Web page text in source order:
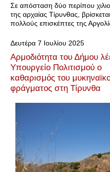
Σε απόσταση δύο περίπου
της αρχαίας Τίρυνθας,
πολλούς επισκέπτες της
Δευτέρα 7 Ιουλίου 2025
Αρμοδιότητα του Δήμου
Υπουργείο Πολιτισμού ο
καθαρισμός του
φράγματος στη Τίρυνθα